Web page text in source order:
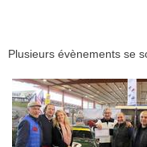
Plusieurs évènements se